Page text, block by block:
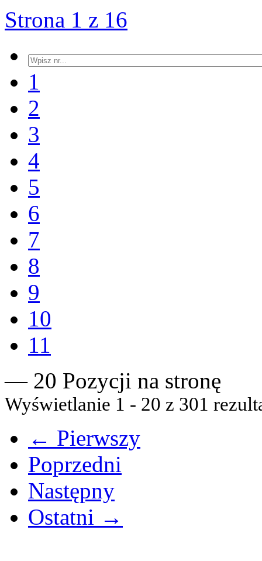
Strona 1 z 16
1
2
3
4
5
6
7
8
9
10
11
— 20 Pozycji na stronę
Wyświetlanie 1 - 20 z 301
← Pierwszy
Poprzedni
Następny
Ostatni →